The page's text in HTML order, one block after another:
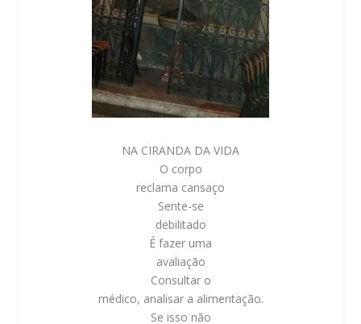
NA CIRANDA DA VIDA
O corpo
reclama cansaço
Sente-se
debilitado
É fazer uma
avaliação
Consultar o
médico, analisar a alimentação.
Se isso não